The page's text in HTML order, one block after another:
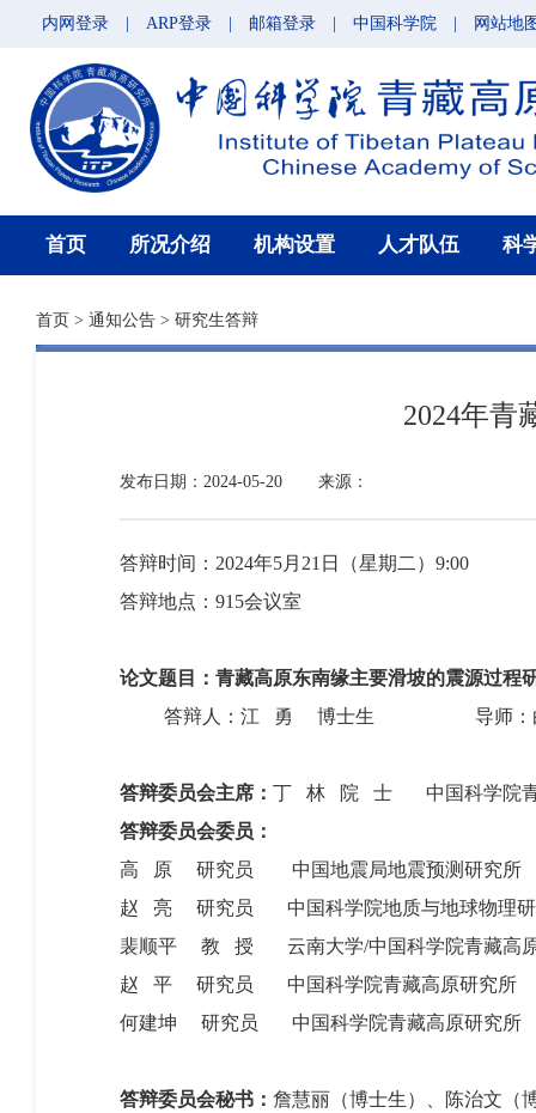
内网登录 ARP登录 邮箱登录 中国科学院 网站地
首页 所况介绍 机构设置 人才队伍 科
首页 > 通知公告 > 研究生答辩
2024年青
发布日期：2024-05-20 来源：
答辩时间：2024年5月21日（星期二）9:00
答辩地点：915会议室
论文题目： 青藏高原东南缘主要滑坡的震源过程
答辩人：江 勇 博士生 导师：白
答辩委员会主席： 丁 林 院 士 中国科学院青
答辩委员会委员：
高 原 研究员 中国地震局地震预测研究所
赵 亮 研究员 中国科学院地质与地球物理研
裴顺平 教 授 云南大学/中国科学院青藏高
赵 平 研究员 中国科学院青藏高原研究所
何建坤 研究员 中国科学院青藏高原研究所
答辩委员会秘书： 詹慧丽（博士生）、陈治文（